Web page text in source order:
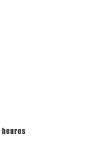
heures